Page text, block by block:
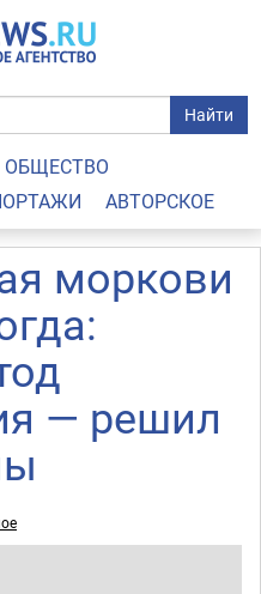
Найти
ОБЩЕСТВО
АВТОРСКОЕ
моркови
— решил